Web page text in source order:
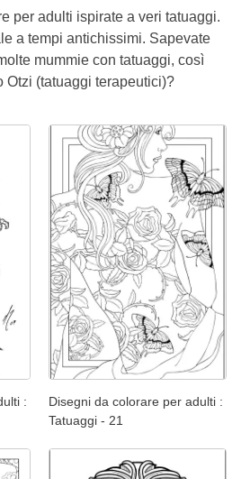
per adulti ispirate a veri tatuaggi.
a tempi antichissimi. Sapevate
mummie con tatuaggi, così
Otzi (tatuaggi terapeutici)?
:
Disegni da colorare per adulti :
Tatuaggi - 21